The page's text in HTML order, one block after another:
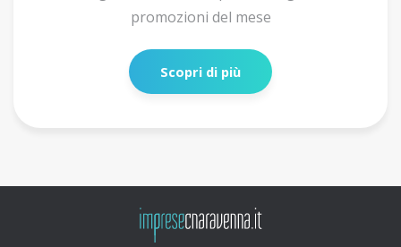
promozioni del mese
Scopri di più